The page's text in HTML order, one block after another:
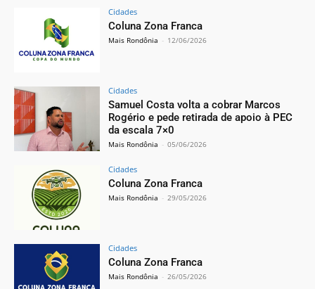
Cidades
Coluna Zona Franca
Mais Rondônia - 12/06/2026
Cidades
Samuel Costa volta a cobrar Marcos
Rogério e pede retirada de apoio à PEC
da escala 7×0
Mais Rondônia - 05/06/2026
Cidades
Coluna Zona Franca
Mais Rondônia - 29/05/2026
Cidades
Coluna Zona Franca
Mais Rondônia - 26/05/2026